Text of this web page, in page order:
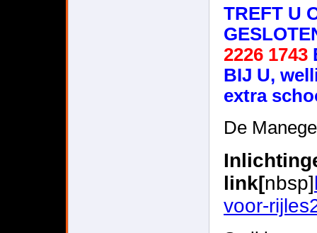
TREFT U
2226 1743
BIJ U,
extra
De
link[nbsp]
voor-